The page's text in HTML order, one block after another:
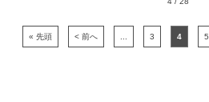
« 先頭 < 前へ 3 4 5